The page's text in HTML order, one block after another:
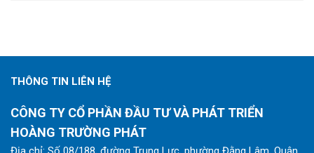
THÔNG TIN LIÊN HỆ
CÔNG TY CỔ PHẦN ĐẦU TƯ VÀ PHÁT TRIỂN
HOÀNG TRƯỜNG PHÁT